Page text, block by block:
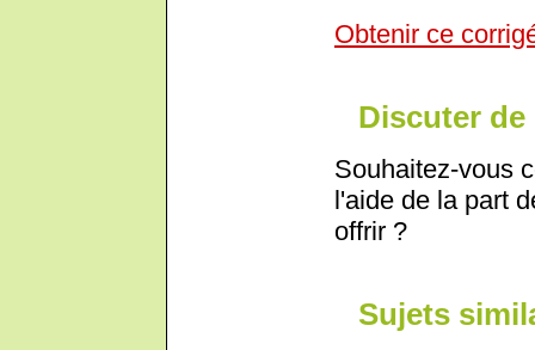
Obtenir ce
Discuter de
Souhaitez-vous
l'aide de la part
offrir ?
Sujets